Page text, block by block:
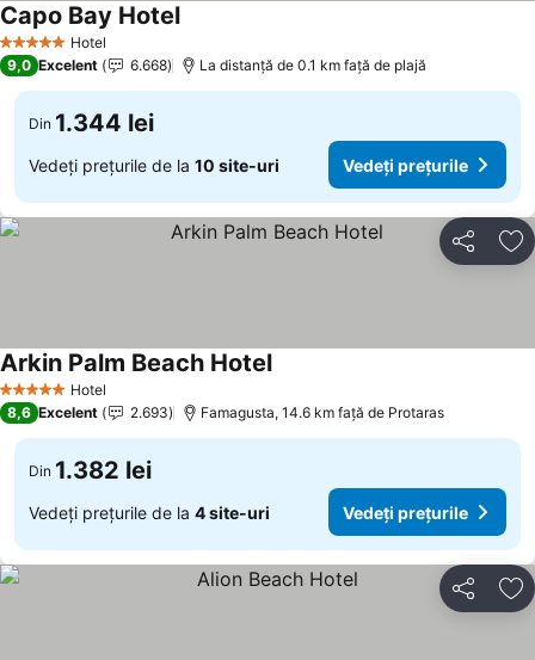
5 Stele Hotel
Capo Bay HotelVedeți prețurile
9,0 Excelent 6.668 La distanță de 0.1 km față de plajă
Din 1.344 lei
Vedeți prețurile de la 10 site-uri Vedeți prețurile
Distribuiți
5 Stele Hotel
Arkin Palm Beach HotelVedeți prețurile
8,6 Excelent 2.693 Famagusta, 14.6 km faţă de Protaras
Din 1.382 lei
Vedeți prețurile de la 4 site-uri Vedeți prețurile
Distribuiți